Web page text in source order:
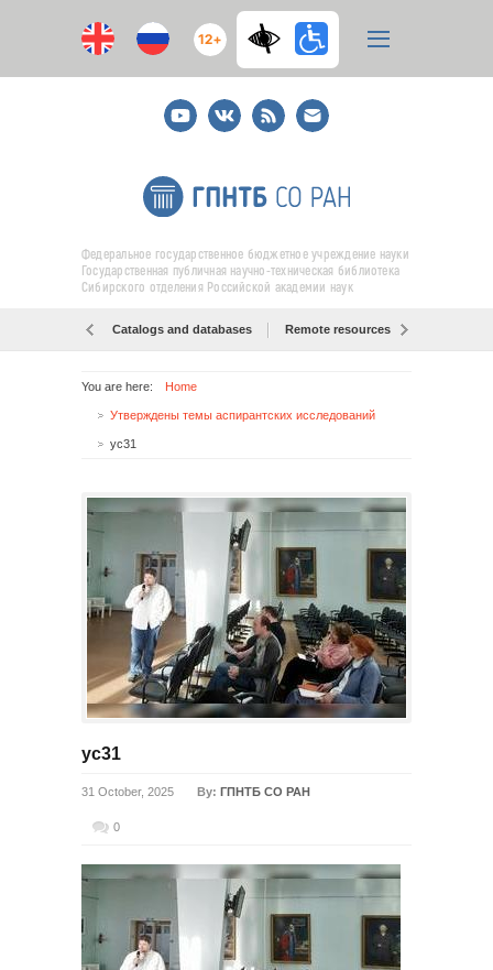
12+
YoutubeВКонтакте
RSS
E-
mail
подписка
Федеральное государственное бюджетное учреждение науки
Государственная публичная научно-техническая библиотека
Сибирского отделения Российской академии наук
Catalogs and databases Remote resources
You are here: Home
Утверждены темы аспирантских исследований
ус31
ус31
31 October, 2025 By: ГПНТБ СО РАН
0